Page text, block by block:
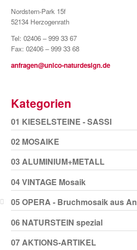
Nordstern-Park 15f
52134 Herzogenrath
Tel: 02406 – 999 33 67
Fax: 02406 – 999 33 68
anfragen@unico-naturdesign.de
Kategorien
01 KIESELSTEINE - SASSI
02 MOSAIKE
03 ALUMINIUM+METALL
04 VINTAGE Mosaik
05 OPERA - Bruchmosaik aus
06 NATURSTEIN spezial
07 AKTIONS-ARTIKEL